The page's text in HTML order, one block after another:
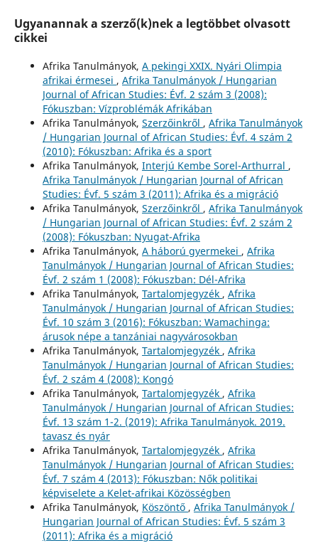
Ugyanannak a szerző(k)nek a legtöbbet olvasott
cikkei
Afrika Tanulmányok, A pekingi XXIX. Nyári Olimpia
afrikai érmesei , Afrika Tanulmányok / Hungarian
Journal of African Studies: Évf. 2 szám 3 (2008):
Fókuszban: Vízproblémák Afrikában
Afrika Tanulmányok, Szerzőinkről , Afrika Tanulmányok
/ Hungarian Journal of African Studies: Évf. 4 szám 2
(2010): Fókuszban: Afrika és a sport
Afrika Tanulmányok, Interjú Kembe Sorel-Arthurral ,
Afrika Tanulmányok / Hungarian Journal of African
Studies: Évf. 5 szám 3 (2011): Afrika és a migráció
Afrika Tanulmányok, Szerzőinkről , Afrika Tanulmányok
/ Hungarian Journal of African Studies: Évf. 2 szám 2
(2008): Fókuszban: Nyugat-Afrika
Afrika Tanulmányok, A háború gyermekei , Afrika
Tanulmányok / Hungarian Journal of African Studies:
Évf. 2 szám 1 (2008): Fókuszban: Dél-Afrika
Afrika Tanulmányok, Tartalomjegyzék , Afrika
Tanulmányok / Hungarian Journal of African Studies:
Évf. 10 szám 3 (2016): Fókuszban: Wamachinga:
árusok népe a tanzániai nagyvárosokban
Afrika Tanulmányok, Tartalomjegyzék , Afrika
Tanulmányok / Hungarian Journal of African Studies:
Évf. 2 szám 4 (2008): Kongó
Afrika Tanulmányok, Tartalomjegyzék , Afrika
Tanulmányok / Hungarian Journal of African Studies:
Évf. 13 szám 1-2. (2019): Afrika Tanulmányok. 2019.
tavasz és nyár
Afrika Tanulmányok, Tartalomjegyzék , Afrika
Tanulmányok / Hungarian Journal of African Studies:
Évf. 7 szám 4 (2013): Fókuszban: Nők politikai
képviselete a Kelet-afrikai Közösségben
Afrika Tanulmányok, Köszöntő , Afrika Tanulmányok /
Hungarian Journal of African Studies: Évf. 5 szám 3
(2011): Afrika és a migráció